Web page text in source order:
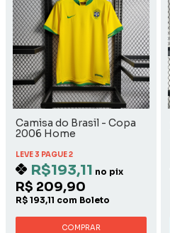
Camisa do Brasil - Copa
2006 Home
LEVE 3 PAGUE 2
R$193,11 no pix
R$ 209,90
R$ 193,11 com Boleto
COMPRAR